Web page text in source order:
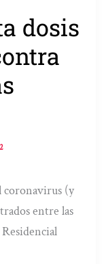
dosis
coronavirus (y
entre las